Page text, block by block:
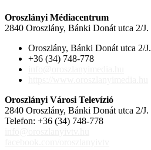
Oroszlányi Médiacentrum
2840 Oroszlány, Bánki Donát utca 2/J.
Oroszlány, Bánki Donát utca 2/J.
+36 (34) 748-778
Oroszlányi Városi Televízió
2840 Oroszlány, Bánki Donát utca 2/J.
Telefon: +36 (34) 748-778